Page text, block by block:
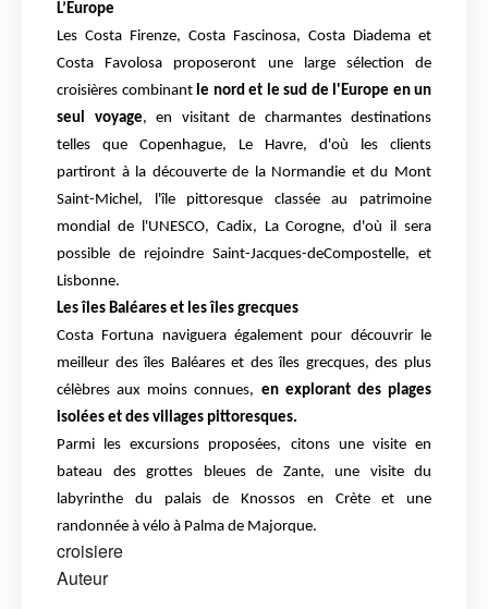
L’Europe
Les Costa Firenze, Costa Fascinosa, Costa Diadema et
Costa Favolosa proposeront une large sélection de
croisières combinant le nord et le sud de l'Europe en un
seul voyage, en visitant de charmantes destinations
telles que Copenhague, Le Havre, d'où les clients
partiront à la découverte de la Normandie et du Mont
Saint-Michel, l'île pittoresque classée au patrimoine
mondial de l'UNESCO, Cadix, La Corogne, d'où il sera
possible de rejoindre Saint-Jacques-deCompostelle, et
Lisbonne.
Les îles Baléares et les îles grecques
Costa Fortuna naviguera également pour découvrir le
meilleur des îles Baléares et des îles grecques, des plus
célèbres aux moins connues, en explorant des plages
isolées et des villages pittoresques.
Parmi les excursions proposées, citons une visite en
bateau des grottes bleues de Zante, une visite du
labyrinthe du palais de Knossos en Crète et une
randonnée à vélo à Palma de Majorque.
croisiere
Auteur